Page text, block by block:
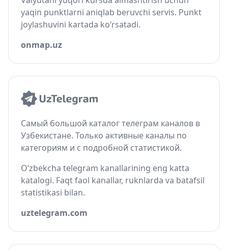
yaqin punktlarni aniqlab beruvchi servis. Punkt
joylashuvini kartada ko‘rsatadi.
onmap.uz
Самый большой каталог телеграм каналов в
Узбекистане. Только активные каналы по
категориям и с подробной статистикой.
O‘zbekcha telegram kanallarining eng katta
katalogi. Faqt faol kanallar, ruknlarda va batafsil
statistikasi bilan.
uztelegram.com